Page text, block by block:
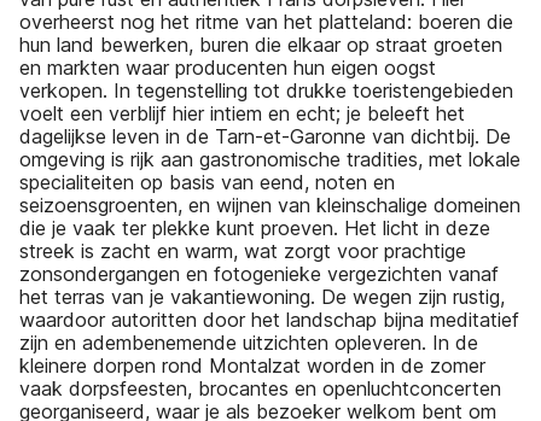
overheerst nog het ritme van het platteland: boeren die
hun land bewerken, buren die elkaar op straat groeten
en markten waar producenten hun eigen oogst
verkopen. In tegenstelling tot drukke toeristengebieden
voelt een verblijf hier intiem en echt; je beleeft het
dagelijkse leven in de Tarn-et-Garonne van dichtbij. De
omgeving is rijk aan gastronomische tradities, met lokale
specialiteiten op basis van eend, noten en
seizoensgroenten, en wijnen van kleinschalige domeinen
die je vaak ter plekke kunt proeven. Het licht in deze
streek is zacht en warm, wat zorgt voor prachtige
zonsondergangen en fotogenieke vergezichten vanaf
het terras van je vakantiewoning. De wegen zijn rustig,
waardoor autoritten door het landschap bijna meditatief
zijn en adembenemende uitzichten opleveren. In de
kleinere dorpen rond Montalzat worden in de zomer
vaak dorpsfeesten, brocantes en openluchtconcerten
georganiseerd, waar je als bezoeker welkom bent om